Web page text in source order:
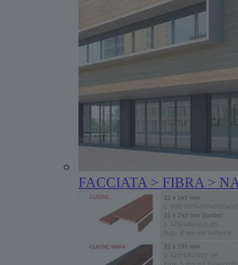
FACCIATA > FIBRA >